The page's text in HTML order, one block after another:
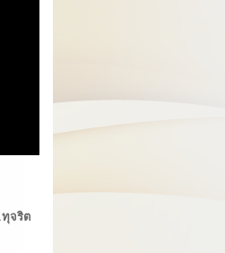
ทุจริต